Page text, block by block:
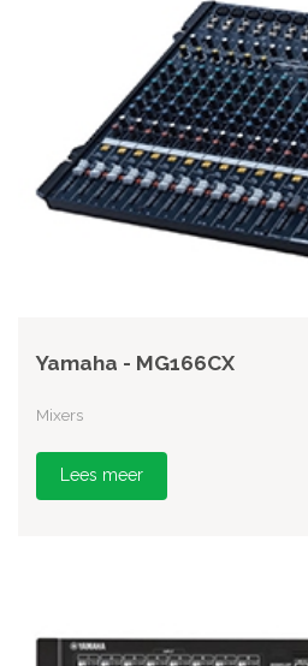
Yamaha - MG166CX
Mixers
Lees meer